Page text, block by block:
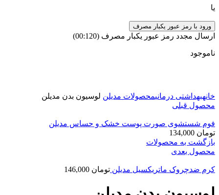
یا
ورود با رمز عبور یکبار مصرف
ارسال مجدد رمز عبور یکبار مصرف (00:
120
)
ناموجود
خانهبهداشتی درمانیمحصولات مدیلن لوسیون بدن مدیلن
محصول قبلی
فوم شستشوی صورت پوست خشک و حساس مدیلن
تومان
بازگشت به محصولات
محصول بعدی
کرم ضدچروک ماتریکسیل مدیلن تومان